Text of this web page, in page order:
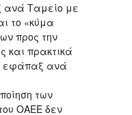
ανά Ταμείο με
το «κύμα
προς την
και πρακτικά
εφάπαξ ανά
των
ΟΑΕΕ δεν